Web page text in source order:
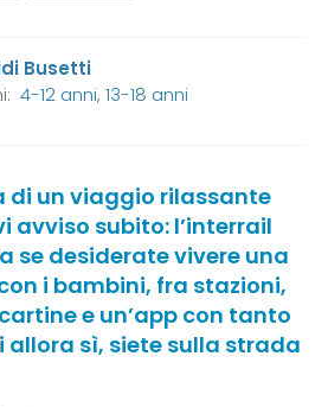
Busetti
4-12 anni, 13-18 anni
di un viaggio rilassante
avviso subito: l’interrail
se desiderate vivere una
i bambini, fra stazioni,
e un’app con tanto
allora sì, siete sulla strada